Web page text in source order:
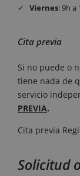
Viernes: 9h a
Cita previa
Si no puede o
tiene nada de
servicio
PREVIA.
Cita previa
Solicitud